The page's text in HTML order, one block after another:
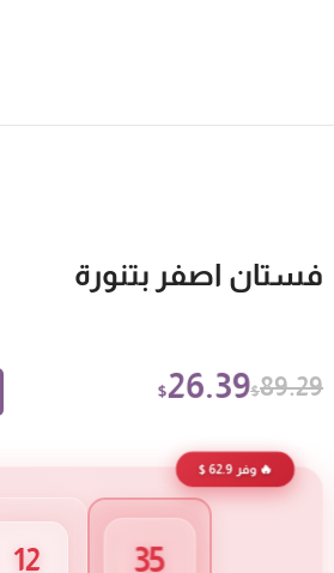
فستان اصفر بتنورة
$89.29
$26.39
🔥 وفر 62.9 $
12 33